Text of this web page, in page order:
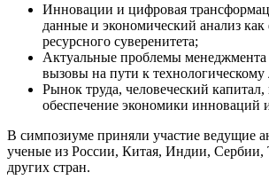
Инновации и цифровая
данные и экономический анализ
ресурсного суверенитета;
Актуальные проблемы менеджмента
вызовы на пути к технологическому
Рынок труда, человеческий капитал,
обеспечение экономики инноваций
В симпозиуме приняли участие ведущие
ученые из России, Китая, Индии, Сербии,
других стран.